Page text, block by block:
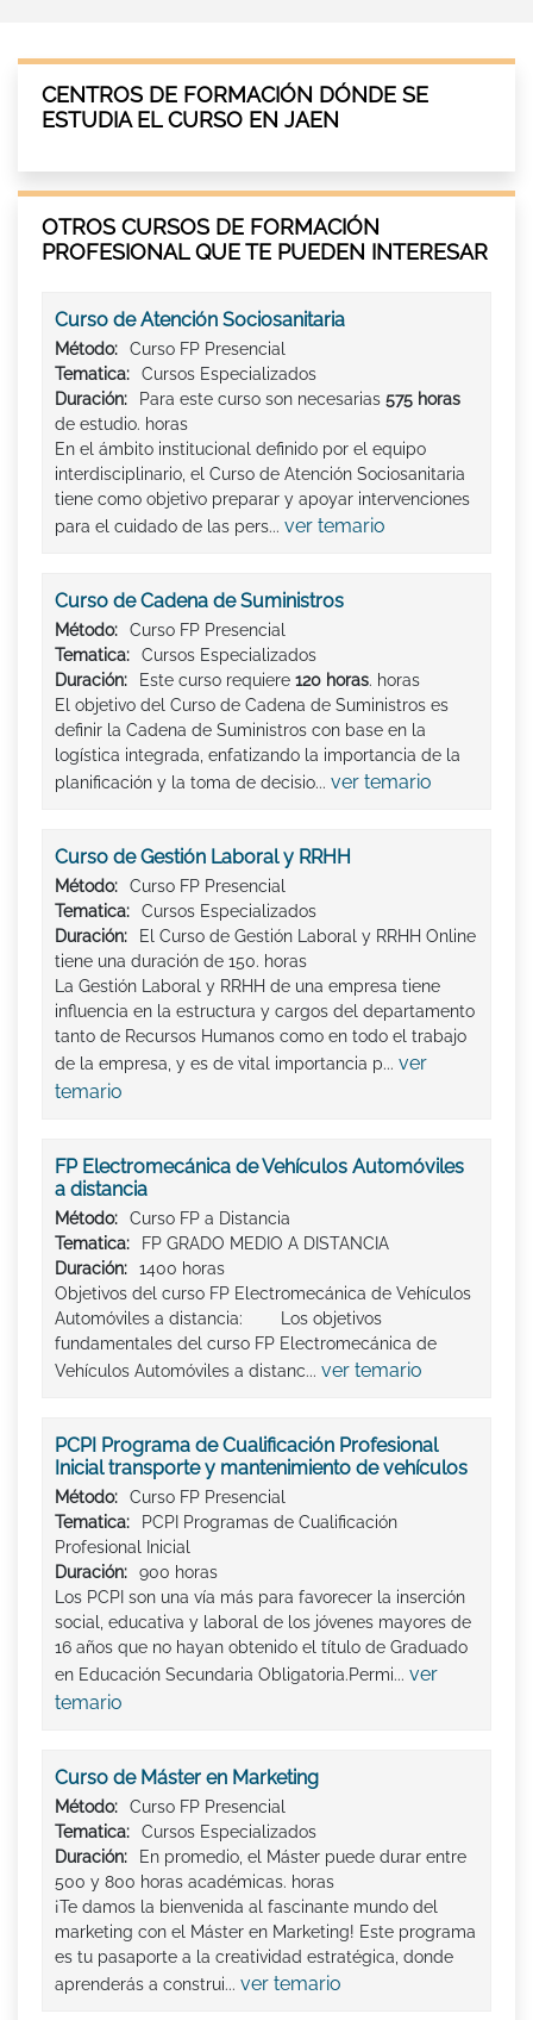
CENTROS DE FORMACIÓN DÓNDE SE
ESTUDIA EL CURSO EN JAEN
OTROS CURSOS DE FORMACIÓN
PROFESIONAL QUE TE PUEDEN INTERESAR
Curso de Atención Sociosanitaria
Método:
Curso FP Presencial
Tematica:
Cursos Especializados
Duración:
Para este curso son necesarias 575 horas
de estudio. horas
En el ámbito institucional definido por el equipo
interdisciplinario, el Curso de Atención Sociosanitaria
tiene como objetivo preparar y apoyar intervenciones
para el cuidado de las pers... ver temario
Curso de Cadena de Suministros
Método:
Curso FP Presencial
Tematica:
Cursos Especializados
Duración:
Este curso requiere 120 horas. horas
El objetivo del Curso de Cadena de Suministros es
definir la Cadena de Suministros con base en la
logística integrada, enfatizando la importancia de la
planificación y la toma de decisio... ver temario
Curso de Gestión Laboral y RRHH
Método:
Curso FP Presencial
Tematica:
Cursos Especializados
Duración:
El Curso de Gestión Laboral y RRHH Online
tiene una duración de 150. horas
La Gestión Laboral y RRHH de una empresa tiene
influencia en la estructura y cargos del departamento
tanto de Recursos Humanos como en todo el trabajo
de la empresa, y es de vital importancia p... ver
temario
FP Electromecánica de Vehículos Automóviles
a distancia
Método:
Curso FP a Distancia
Tematica:
FP GRADO MEDIO A DISTANCIA
Duración:
1400 horas
Objetivos del curso FP Electromecánica de Vehículos
Automóviles a distancia: Los objetivos
fundamentales del curso FP Electromecánica de
Vehículos Automóviles a distanc... ver temario
PCPI Programa de Cualificación Profesional
Inicial transporte y mantenimiento de vehículos
Método:
Curso FP Presencial
Tematica:
PCPI Programas de Cualificación
Profesional Inicial
Duración:
900 horas
Los PCPI son una vía más para favorecer la inserción
social, educativa y laboral de los jóvenes mayores de
16 años que no hayan obtenido el título de Graduado
en Educación Secundaria Obligatoria.Permi... ver
temario
Curso de Máster en Marketing
Método:
Curso FP Presencial
Tematica:
Cursos Especializados
Duración:
En promedio, el Máster puede durar entre
500 y 800 horas académicas. horas
¡Te damos la bienvenida al fascinante mundo del
marketing con el Máster en Marketing! Este programa
es tu pasaporte a la creatividad estratégica, donde
aprenderás a construi... ver temario